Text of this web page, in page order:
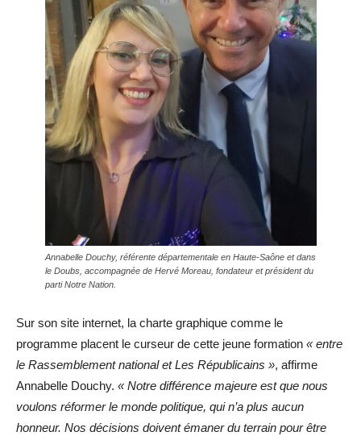
Annabelle Douchy, référente départementale en Haute-Saône et dans
le Doubs, accompagnée de Hervé Moreau, fondateur et président du
parti Notre Nation.
Sur son site internet, la charte graphique comme le
programme placent le curseur de cette jeune formation « entre
le Rassemblement national et Les Républicains », affirme
Annabelle Douchy. « Notre différence majeure est que nous
voulons réformer le monde politique, qui n’a plus aucun
honneur. Nos décisions doivent émaner du terrain pour être